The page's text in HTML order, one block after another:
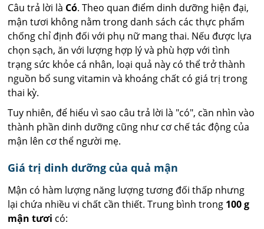
Câu trả lời là Có. Theo quan điểm dinh dưỡng hiện đại,
mận tươi không nằm trong danh sách các thực phẩm
chống chỉ định đối với phụ nữ mang thai. Nếu được lựa
chọn sạch, ăn với lượng hợp lý và phù hợp với tình
trạng sức khỏe cá nhân, loại quả này có thể trở thành
nguồn bổ sung vitamin và khoáng chất có giá trị trong
thai kỳ.
Tuy nhiên, để hiểu vì sao câu trả lời là "có", cần nhìn vào
thành phần dinh dưỡng cũng như cơ chế tác động của
mận lên cơ thể người mẹ.
Giá trị dinh dưỡng của quả mận
Mận có hàm lượng năng lượng tương đối thấp nhưng
lại chứa nhiều vi chất cần thiết. Trung bình trong 100 g
mận tươi có: